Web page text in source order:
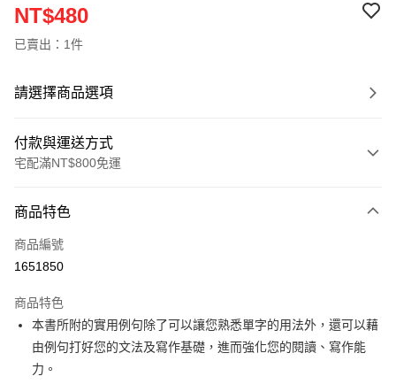
NT$480
已賣出：1件
請選擇商品選項
付款與運送方式
宅配滿NT$800免運
信用卡一次付款
LINE Pay
街口支付
悠遊付
商品特色
商品編號
1651850
商品特色
本書所附的實用例句除了可以讓您熟悉單字的用法外，還可以藉
由例句打好您的文法及寫作基礎，進而強化您的閱讀、寫作能
力。